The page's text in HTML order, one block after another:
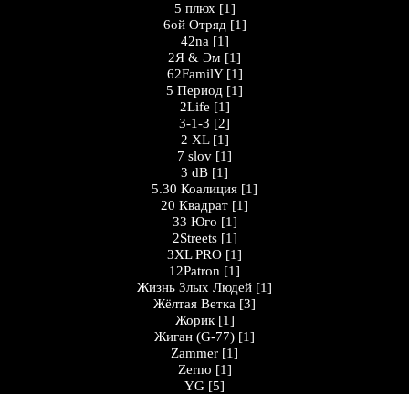
5 плюх [1]
6ой Отряд [1]
42na [1]
2Я & Эм [1]
62FamilY [1]
5 Период [1]
2Life [1]
3-1-3 [2]
2 XL [1]
7 slov [1]
3 dB [1]
5.30 Коалиция [1]
20 Квадрат [1]
33 Юго [1]
2Streets [1]
3XL PRO [1]
12Patron [1]
Жизнь Злых Людей [1]
Жёлтая Ветка [3]
Жорик [1]
Жигaн (G-77) [1]
Zammer [1]
Zerno [1]
YG [5]